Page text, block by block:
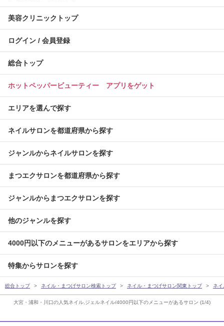
大宮・浦和・川口の人気ネイル,ジェルネイル/4000円以下のメニューがあるサロン (1/4)
美容クリニックトップ
ログイン / 会員登録
総合トップ
ホットペッパービューティー アプリをゲット
エリアを選んで探す
ネイルサロンを都道府県から探す
ジャンルからネイルサロンを探す
まつエクサロンを都道府県から探す
ジャンルからまつエクサロンを探す
他のジャンルを探す
4000円以下のメニューがあるサロンをエリアから探す
特集からサロンを探す
総合トップ ネイル・まつげサロン検索トップ ネイル・まつげサロン関東トップ ネ